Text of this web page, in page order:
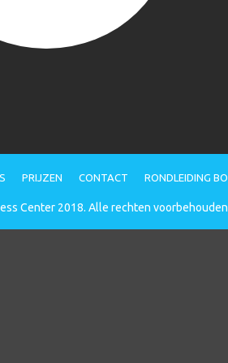
PRIJZEN CONTACT RONDLEIDING
Center 2018. Alle rechten